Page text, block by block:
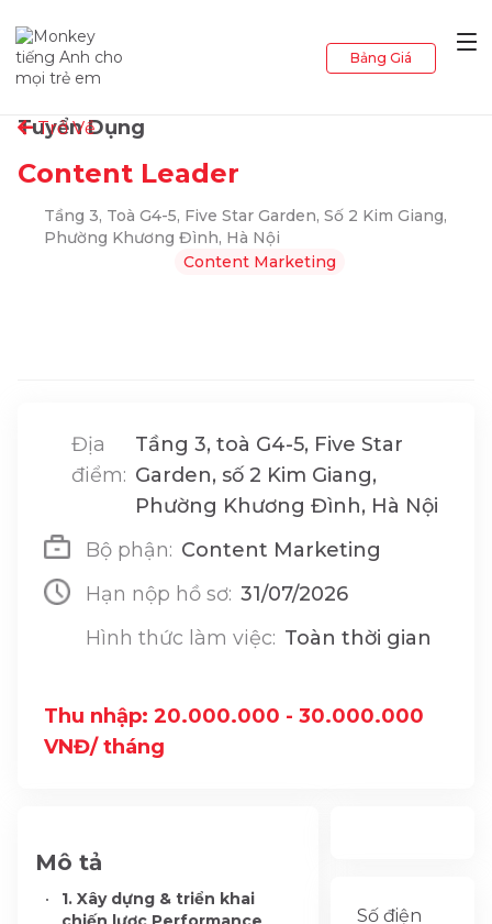
Bảng Giá
Trở Về
Tuyển Dụng
Content Leader
Tầng 3, Toà G4-5, Five Star Garden, Số 2 Kim Giang,
Phường Khương Đình, Hà Nội
Content Marketing
Địa
điểm:
Tầng 3, toà G4-5, Five Star
Garden, số 2 Kim Giang,
Phường Khương Đình, Hà Nội
Bộ phận: Content Marketing
Hạn nộp hồ sơ: 31/07/2026
Hình thức làm việc: Toàn thời gian
Thu nhập: 20.000.000 - 30.000.000
VNĐ/ tháng
Mô tả
1. Xây dựng & triển khai
Số điện